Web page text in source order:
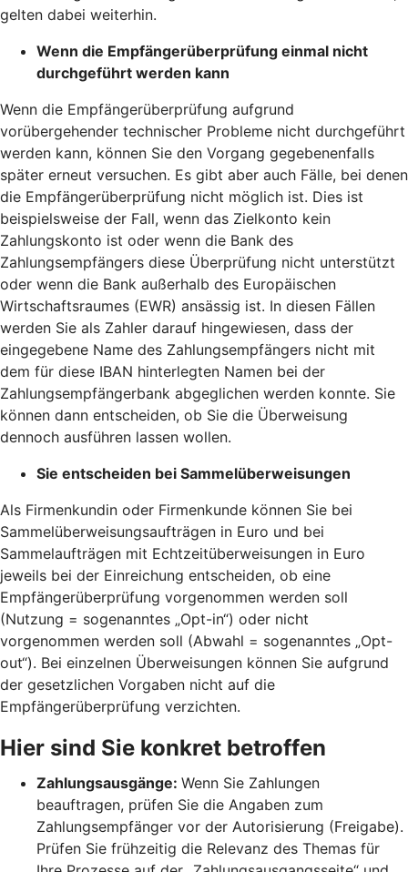
gelten dabei weiterhin.
Wenn die Empfängerüberprüfung einmal nicht
durchgeführt werden kann
Wenn die Empfängerüberprüfung aufgrund
vorübergehender technischer Probleme nicht durchgeführt
werden kann, können Sie den Vorgang gegebenenfalls
später erneut versuchen. Es gibt aber auch Fälle, bei denen
die Empfängerüberprüfung nicht möglich ist. Dies ist
beispielsweise der Fall, wenn das Zielkonto kein
Zahlungskonto ist oder wenn die Bank des
Zahlungsempfängers diese Überprüfung nicht unterstützt
oder wenn die Bank außerhalb des Europäischen
Wirtschaftsraumes (EWR) ansässig ist. In diesen Fällen
werden Sie als Zahler darauf hingewiesen, dass der
eingegebene Name des Zahlungsempfängers nicht mit
dem für diese IBAN hinterlegten Namen bei der
Zahlungsempfängerbank abgeglichen werden konnte. Sie
können dann entscheiden, ob Sie die Überweisung
dennoch ausführen lassen wollen.
Sie entscheiden bei Sammelüberweisungen
Als Firmenkundin oder Firmenkunde können Sie bei
Sammelüberweisungsaufträgen in Euro und bei
Sammelaufträgen mit Echtzeitüberweisungen in Euro
jeweils bei der Einreichung entscheiden, ob eine
Empfängerüberprüfung vorgenommen werden soll
(Nutzung = sogenanntes „Opt-in“) oder nicht
vorgenommen werden soll (Abwahl = sogenanntes „Opt-
out“). Bei einzelnen Überweisungen können Sie aufgrund
der gesetzlichen Vorgaben nicht auf die
Empfängerüberprüfung verzichten.
Hier sind Sie konkret betroffen
Zahlungsausgänge: Wenn Sie Zahlungen
beauftragen, prüfen Sie die Angaben zum
Zahlungsempfänger vor der Autorisierung (Freigabe).
Prüfen Sie frühzeitig die Relevanz des Themas für